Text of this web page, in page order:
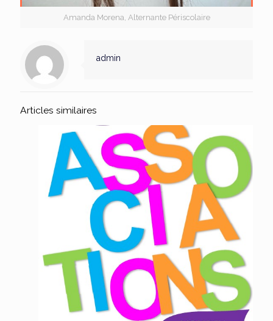
Amanda Morena, Alternante Périscolaire
admin
Articles similaires